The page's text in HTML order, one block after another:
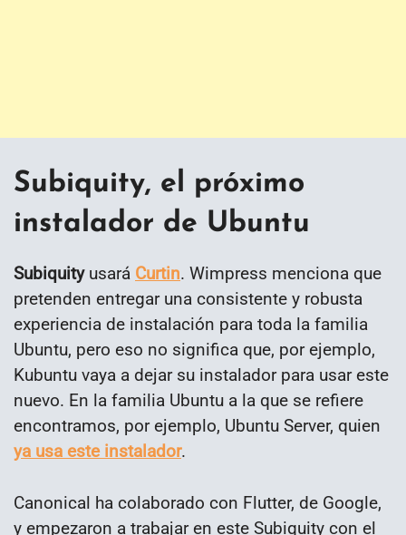
Subiquity, el próximo
instalador de Ubuntu
Subiquity usará Curtin. Wimpress menciona que
pretenden entregar una consistente y robusta
experiencia de instalación para toda la familia
Ubuntu, pero eso no significa que, por ejemplo,
Kubuntu vaya a dejar su instalador para usar este
nuevo. En la familia Ubuntu a la que se refiere
encontramos, por ejemplo, Ubuntu Server, quien
ya usa este instalador.
Canonical ha colaborado con Flutter, de Google,
y empezaron a trabajar en este Subiquity con el